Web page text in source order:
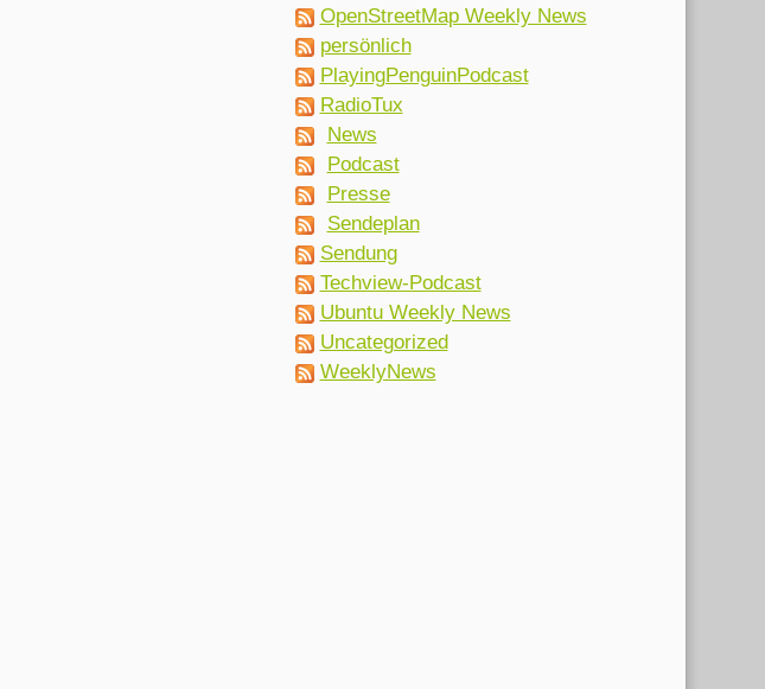
OpenStreetMap Weekly News
persönlich
PlayingPenguinPodcast
RadioTux
News
Podcast
Presse
Sendeplan
Sendung
Techview-Podcast
Ubuntu Weekly News
Uncategorized
WeeklyNews